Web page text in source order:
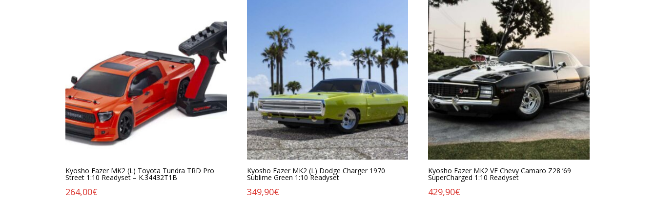
Kyosho Fazer MK2 (L) Toyota Tundra TRD Pro
Street 1:10 Readyset – K.34432T1B
264,00€
Kyosho Fazer MK2 (L) Dodge Charger 1970
Sublime Green 1:10 Readyset
349,90€
Kyosho Fazer MK2 VE Chevy Camaro Z28 ’69
SuperCharged 1:10 Readyset
429,90€